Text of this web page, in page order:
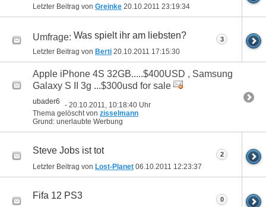
Letzter Beitrag von Greinke 20.10.2011 23:19:34
Umfrage: Was spielt ihr am liebsten?
Letzter Beitrag von Berti 20.10.2011 17:15:30
3
Apple iPhone 4S 32GB.....$400USD , Samsung
Galaxy S II 3g ...$300usd for sale
ubader6
- 20.10.2011, 10:18:40 Uhr
Thema gelöscht von zisselmann
Grund: unerlaubte Werbung
Steve Jobs ist tot
Letzter Beitrag von Lost-Planet 06.10.2011 12:23:37
2
Fifa 12 PS3 0